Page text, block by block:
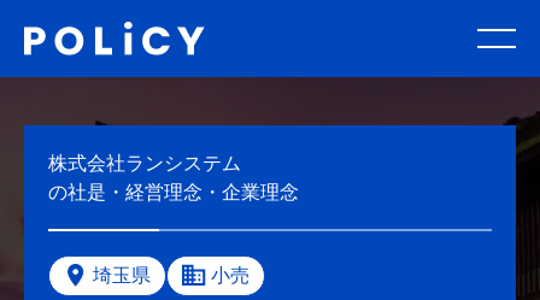
株式会社ランシステム
の社是・経営理念・企業理念
埼玉県 小売